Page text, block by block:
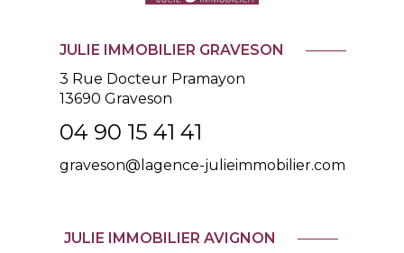
JULIE IMMOBILIER GRAVESON
3 Rue Docteur Pramayon
13690 Graveson
04 90 15 41 41
graveson@lagence-julieimmobilier.com
JULIE IMMOBILIER AVIGNON